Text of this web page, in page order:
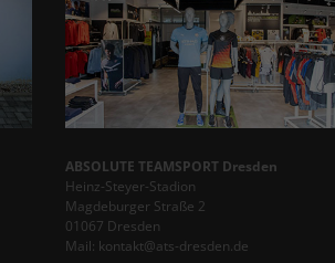
ABSOLUTE TEAMSPORT Dresden
Heinz-Steyer-Stadion
Magdeburger Straße 2
01067 Dresden
Mail: kontakt@ats-dresden.de